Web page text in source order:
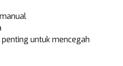
untuk mencegah